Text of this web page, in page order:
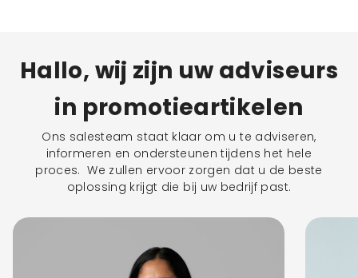
Hallo, wij zijn uw adviseurs
in promotieartikelen
Ons salesteam staat klaar om u te adviseren,
informeren en ondersteunen tijdens het hele
proces. We zullen ervoor zorgen dat u de beste
oplossing krijgt die bij uw bedrijf past.